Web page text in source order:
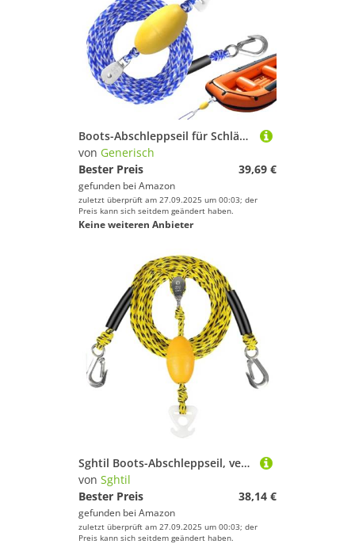
Boots-Abschleppseil für Schläuche, 4,8 m, schwimmendes Abschleppseil – Kajakgurt mit Schwimmerball und Haken, Sicherheit für Angeln, Rettung, See, Meer, Wassersport, Festmacher, Docking, Surfen
von Generisch
Bester Preis
39,69 €
gefunden bei Amazon
zuletzt überprüft am 27.09.2025 um 00:03; der
Preis kann sich seitdem geändert haben.
Keine weiteren Anbieter
Sghtil Boots-Abschleppseil, verstärkter Tubing-Gurt mit Schnellverbinder | Strapazierfähiger Zugverbinder für Wassersport – Anhängerohre für Anfänger und
von Sghtil
Bester Preis
38,14 €
gefunden bei Amazon
zuletzt überprüft am 27.09.2025 um 00:03; der
Preis kann sich seitdem geändert haben.